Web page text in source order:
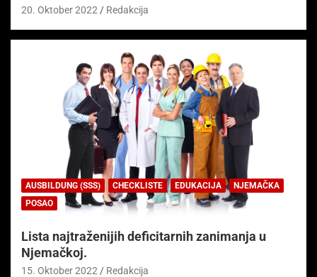
20. Oktober 2022 Redakcija
AUSBILDUNG (SSS) CHECKLISTE EDUKACIJA
NJEMAČKA
POSAO
Lista najtraženijih deficitarnih zanimanja u
Njemačkoj.
15. Oktober 2022 Redakcija